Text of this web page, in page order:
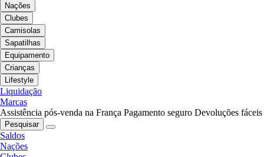
Nações
Clubes
Camisolas
Sapatilhas
Equipamento
Crianças
Lifestyle
Liquidação
Marcas
Assistência pós-venda na França Pagamento seguro Devoluções fáceis
Pesquisar
Saldos
Nações